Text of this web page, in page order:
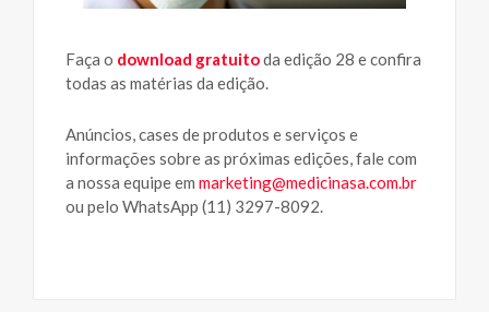
Faça o download gratuitoda edição 28 e confira
todas as matérias da edição.
Anúncios, cases de produtos e serviços e
informações sobre as próximas edições, fale com
a nossa equipe em marketing@medicinasa.com.br
ou pelo WhatsApp (11) 3297-8092.